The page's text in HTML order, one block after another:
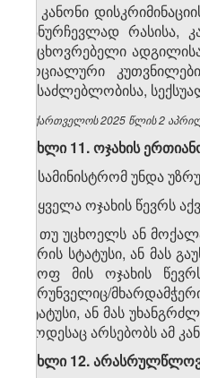
ეს კანონი
განურჩევლად რასისა,
საცხოვრებელი
სოციალური
შესაძლებლობისა,
საქართველოს 2025 წლის 2
მუხლი 11. ოჯახის
1. სამინისტრომ უნდა
2. ყველა ოჯახის წევრს
3. თუ უცხოელს ან
პირის სტატუსი, ან მას
მყოფ მის ოჯახის
მზრუნველიც/
სტატუსი, ან მას
როდესაც არსებობს ამ
მუხლი 12.